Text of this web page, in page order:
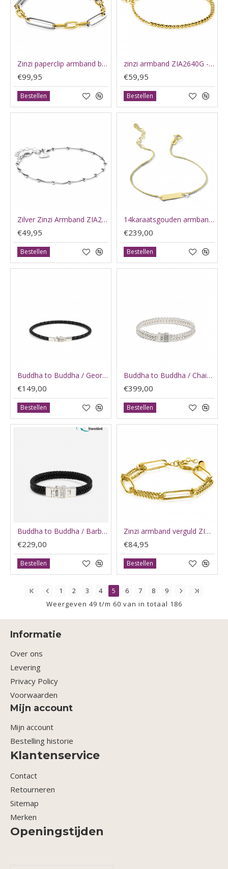
Zinzi paperclip armband bi collor (verugld) ZIA2752 - 65750
€99,95
Bestellen
zinzi armband ZIA2640G - 65713
€59,95
Bestellen
Zilver Zinzi Armband ZIA2471 - 65697
€49,95
Bestellen
14karaatsgouden armband 14-16cm - 65644
€239,00
Bestellen
Buddha to Buddha / George mini leer armband zwart J016BL E - 65551
€149,00
Bestellen
Buddha to Buddha / Chain mini armband maat 19 E - 65549
€399,00
Bestellen
Buddha to Buddha / Barbara leather black F - 65550
€229,00
Bestellen
Zinzi armband verguld ZIA2382 - 65488
€84,95
Bestellen
1 2 3 4 5 6 7 8
9
Weergeven 49 t/m 60 van in totaal 186
Informatie
Over ons
Levering
Privacy Policy
Voorwaarden
Mijn account
Mijn account
Bestelling historie
Klantenservice
Contact
Retourneren
Sitemap
Merken
Openingstijden